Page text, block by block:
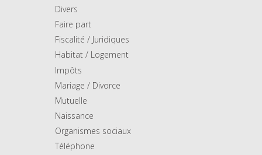
Divers
Faire part
Fiscalité / Juridiques
Habitat / Logement
Impôts
Mariage / Divorce
Mutuelle
Naissance
Organismes sociaux
Téléphone